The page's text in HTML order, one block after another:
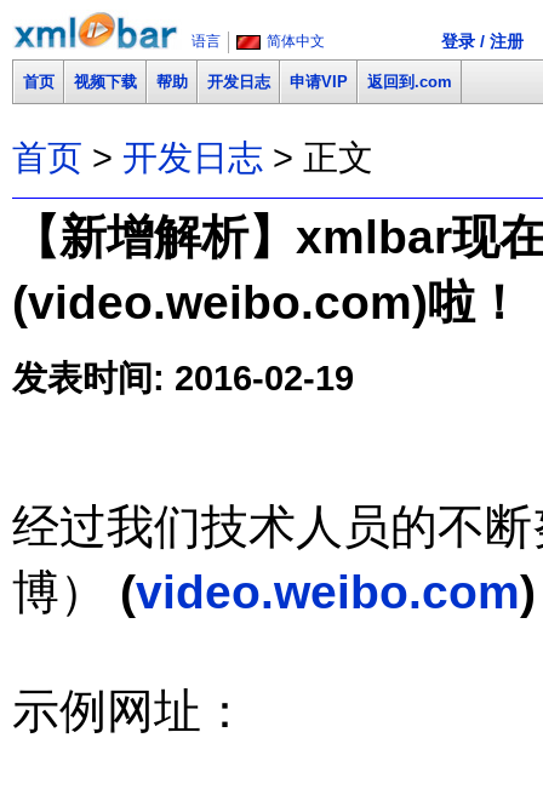
语言 简体中文 登录 / 注册
首页 视频下载 帮助 开发日志 申请VIP 返回到.com
首页 > 开发日志 > 正文
【新增解析】xmlbar现
(video.weibo.com)啦！
发表时间: 2016-02-19
经过我们技术人员的不
博）
(video.weibo.com)
示例网址：